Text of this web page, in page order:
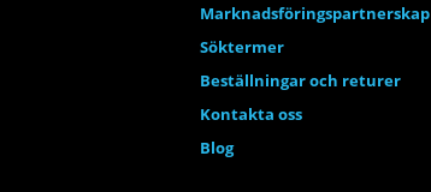
Marknadsföringspartnerskap
Söktermer
Beställningar och returer
Kontakta oss
Blog